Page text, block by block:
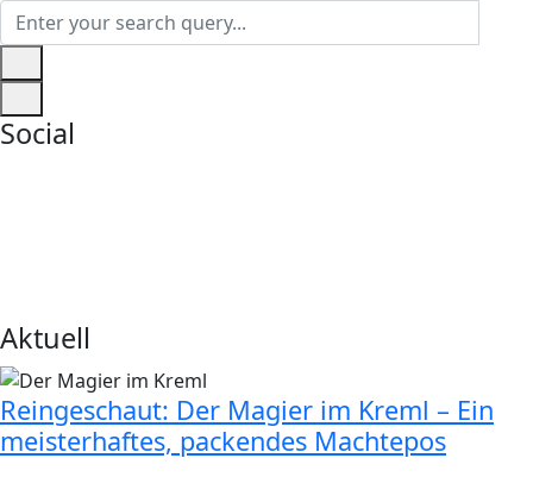
Social
Aktuell
Reingeschaut: Der Magier im Kreml – Ein
meisterhaftes, packendes Machtepos